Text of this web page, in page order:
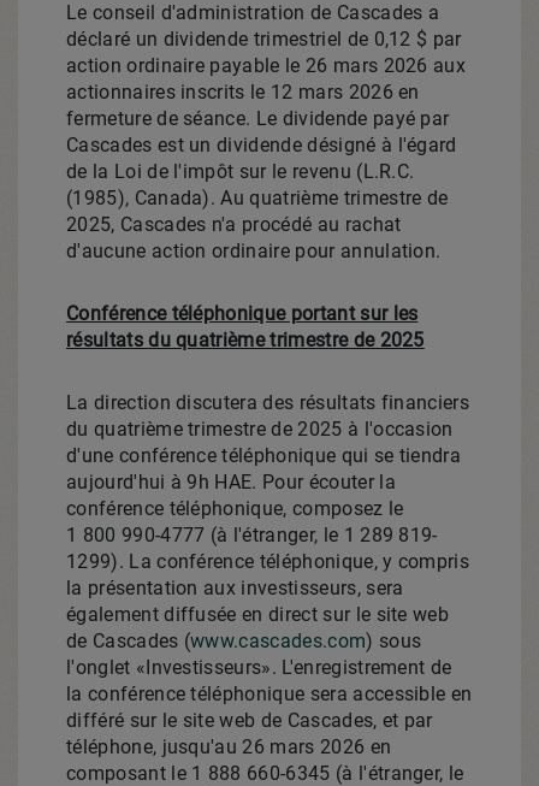
Le conseil d'administration de Cascades a
déclaré un dividende trimestriel de 0,12 $ par
action ordinaire payable le 26 mars 2026 aux
actionnaires inscrits le 12 mars 2026 en
fermeture de séance. Le dividende payé par
Cascades est un dividende désigné à l'égard
de la Loi del'impôt sur le revenu (L.R.C.
(1985), Canada). Au quatrième trimestre de
2025, Cascades n'a procédé au rachat
d'aucune action ordinaire pour annulation.
Conférence téléphonique portant sur les
résultats du quatrième trimestre de 2025
La direction discutera des résultats financiers
du quatrième trimestre de 2025 à l'occasion
d'une conférence téléphonique qui se tiendra
aujourd'hui à 9h HAE. Pour écouter la
conférence téléphonique, composez le
1 800 990-4777 (à l'étranger, le 1 289 819-
1299). La conférence téléphonique, y compris
la présentation aux investisseurs, sera
également diffusée en direct sur le site web
de Cascades (www.cascades.com) sous
l'onglet «Investisseurs». L'enregistrement de
la conférence téléphonique sera accessible en
différé sur le site web de Cascades, et par
téléphone, jusqu'au 26 mars 2026 en
composant le 1 888 660-6345 (à l'étranger, le